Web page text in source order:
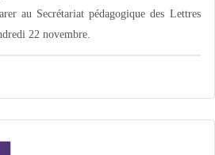
au Secrétariat pédagogique des Lettres
22 novembre.